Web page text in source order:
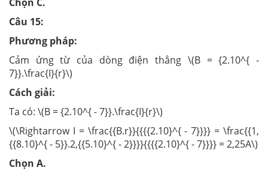
Câu 15:
Phương pháp:
Cảm ứng từ của dòng điện thẳng \(B = {2.10^{ -
7}}.\frac{I}{r}\)
Cách giải:
Ta có: \(B = {2.10^{ - 7}}.\frac{I}{r}\)
\(\Rightarrow I = \frac{{B.r}}{{{{2.10}^{ - 7}}}} = \frac{{1,
{{8.10}^{ - 5}}.2,{{5.10}^{ - 2}}}}{{{{2.10}^{ - 7}}}} = 2,25A\)
Chọn A.